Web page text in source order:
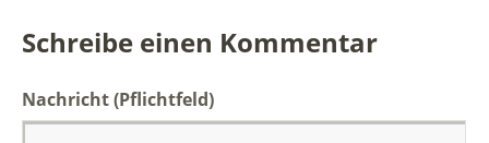
Schreibe einen Kommentar
Nachricht(Pflichtfeld)